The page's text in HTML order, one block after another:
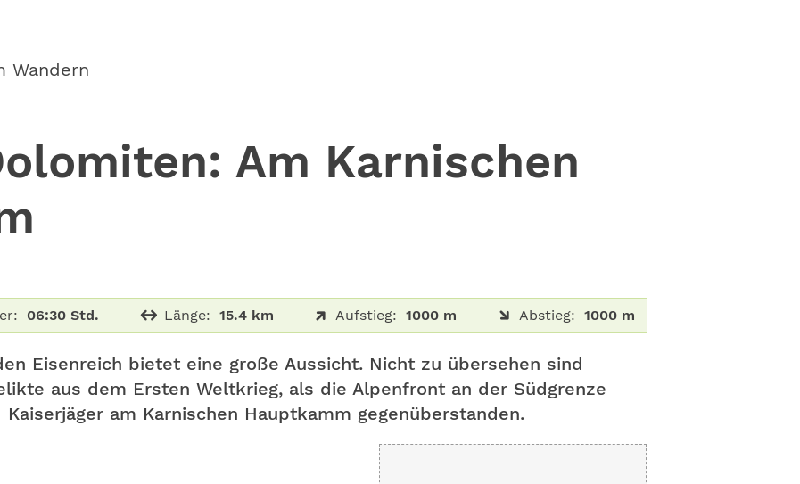
Wandern
Am Karnischen
06:30 Std. Länge: 15.4 km Aufstieg: 1000 m Abstieg: 1000 m
Eisenreich bietet eine große Aussicht. Nicht zu übersehen sind
aus dem Ersten Weltkrieg, als die Alpenfront an der Südgrenze
am Karnischen Hauptkamm gegenüberstanden.